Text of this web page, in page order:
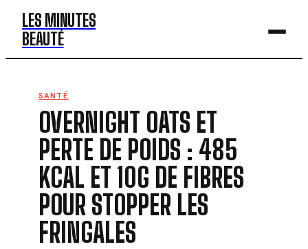
LES MINUTES
BEAUTÉ
BEAUTÉ
MODE
SANTÉ
BIEN-ÊTRE
DÉV. PERSO
SANTÉ
OVERNIGHT OATS ET
PERTE DE POIDS : 485
KCAL ET 10G DE FIBRES
POUR STOPPER LES
FRINGALES